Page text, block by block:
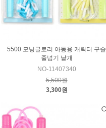
5500 모닝글로리 아동용 캐릭터 구슬
줄넘기 낱개
NO-11407340
5,500원
3,300원